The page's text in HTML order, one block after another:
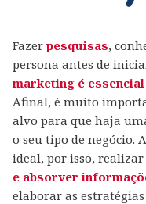
Fazerpesquisas,
persona antes de
marketing é essencial
Afinal, é muito
alvo para que haja
o seu tipo de negócio.
ideal, por isso,
e absorver
elaborar as